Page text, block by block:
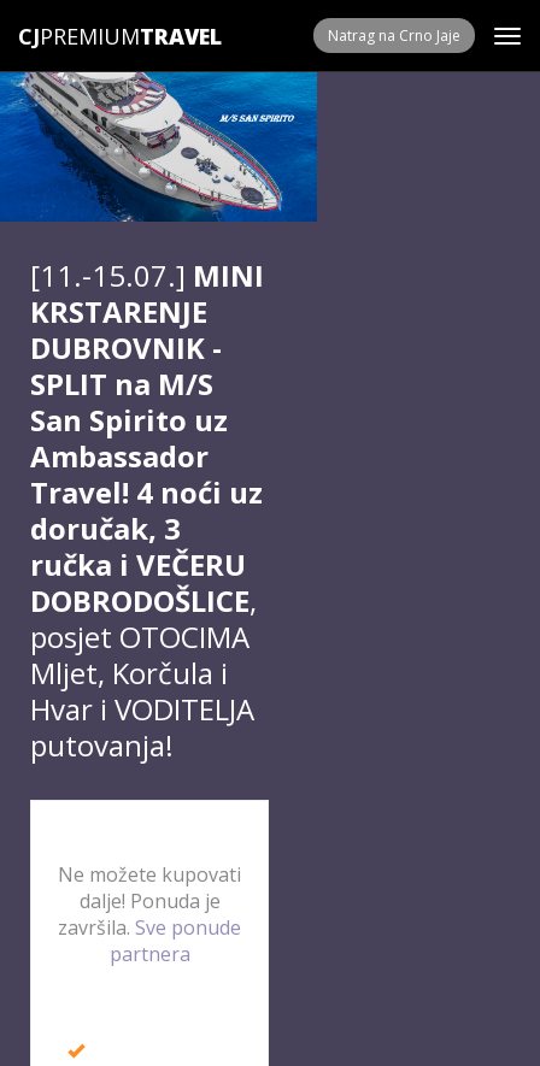
CJPREMIUM Natrag na Crno Jaje
[11.-15.07.] MINI
KRSTARENJE
DUBROVNIK -
SPLIT na M/S
San Spirito uz
Ambassador
Travel! 4 noći uz
doručak, 3
ručka i VEČERU
DOBRODOŠLICE,
posjet OTOCIMA
Mljet, Korčula i
Hvar i VODITELJA
putovanja!
Ne možete kupovati
dalje! Ponuda je
završila. Sve ponude
partnera